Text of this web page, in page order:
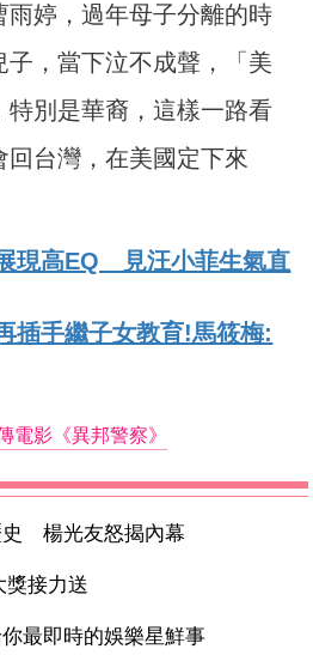
雨婷，過年母子分離的時
，當下泣不成聲，「美
特別是華裔，這樣一路看
台灣，在美國定下來
現高EQ 見汪小菲生氣直
插手繼子女教育!馬筱梅:
電影《異邦警察》
史 楊光友怒揭內幕
接力送
最即時的娛樂星鮮事